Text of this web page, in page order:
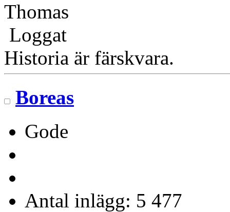
Thomas
Loggat
Historia är färskvara.
Boreas
Gode
Antal inlägg: 5 477